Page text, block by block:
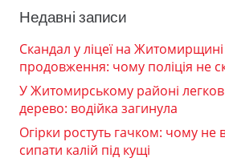
Недавні записи
Скандал у ліцеї на
продовження: чому поліція не
У Житомирському районі
дерево: водійка загинула
Огірки ростуть гачком: чому не
сипати калій під кущі